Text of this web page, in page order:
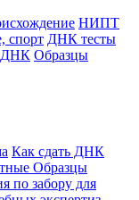
НИПТ
спорт ДНК тесты
ДНК Образцы
Как сдать ДНК
Образцы
по забору для